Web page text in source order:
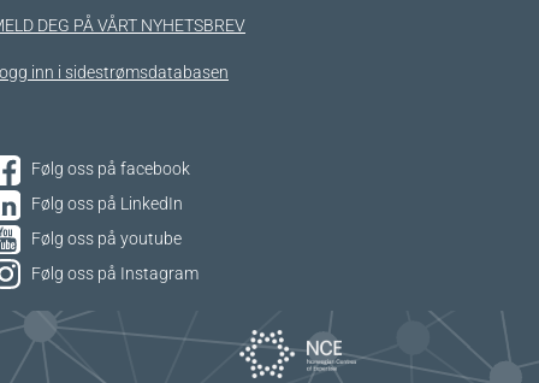
DEG PÅ VÅRT NYHETSBREV
inn i sidestrømsdatabasen
Følg oss på facebook
Følg oss på LinkedIn
Følg oss på youtube
Følg oss på Instagram